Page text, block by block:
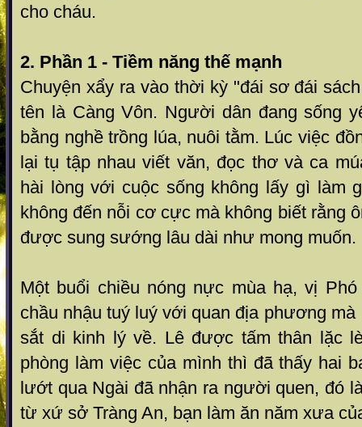
cho cháu.
2. Phần 1 - Tiềm năng thế mạnh
Chuyện xẩy ra vào thời kỳ "đái sơ đái sách
tên là Càng Vôn. Người dân đang sống
bằng nghề trồng lúa, nuôi tằm. Lúc việc
lại tụ tập nhau viết văn, đọc thơ và ca
hài lòng với cuộc sống không lấy gì làm
không đến nỗi cơ cực mà không biết rằng
được sung sướng lâu dài như mong muốn.
Một buổi chiều nóng nực mùa hạ, vị
chầu nhậu tuý luý với quan địa phương
sắt di kinh lý về. Lê được tấm thân lặc
phòng làm việc của mình thì đã thấy hai
lướt qua Ngài đã nhận ra người quen, đó
từ xứ sở Tràng An, bạn làm ăn năm xưa